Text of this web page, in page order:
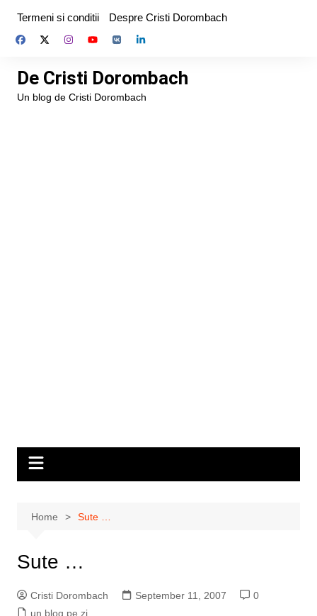
content
Termeni si conditii Despre Cristi Dorombach
De Cristi Dorombach
Un blog de Cristi Dorombach
Home Sute …
Sute …
Cristi Dorombach September 11, 2007
0
un blog pe zi